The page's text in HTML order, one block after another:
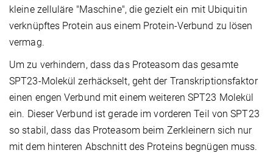
kleine zelluläre "Maschine", die gezielt ein mit Ubiquitin
verknüpftes Protein aus einem Protein-Verbund zu lösen
vermag.
Um zu verhindern, dass das Proteasom das gesamte
SPT23-Molekül zerhäckselt, geht der Transkriptionsfaktor
einen engen Verbund mit einem weiteren SPT23 Molekül
ein. Dieser Verbund ist gerade im vorderen Teil von SPT23
so stabil, dass das Proteasom beim Zerkleinern sich nur
mit dem hinteren Abschnitt des Proteins begnügen muss.